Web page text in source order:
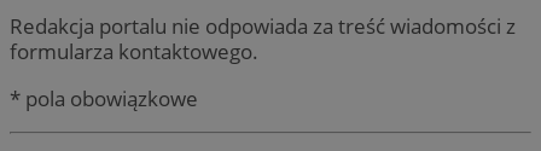
Redakcja portalu nie odpowiada za treść wiadomości z
formularza kontaktowego.
* pola obowiązkowe